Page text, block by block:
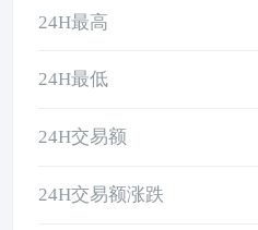
24H最高
24H最低
24H交易额
24H交易额涨跌